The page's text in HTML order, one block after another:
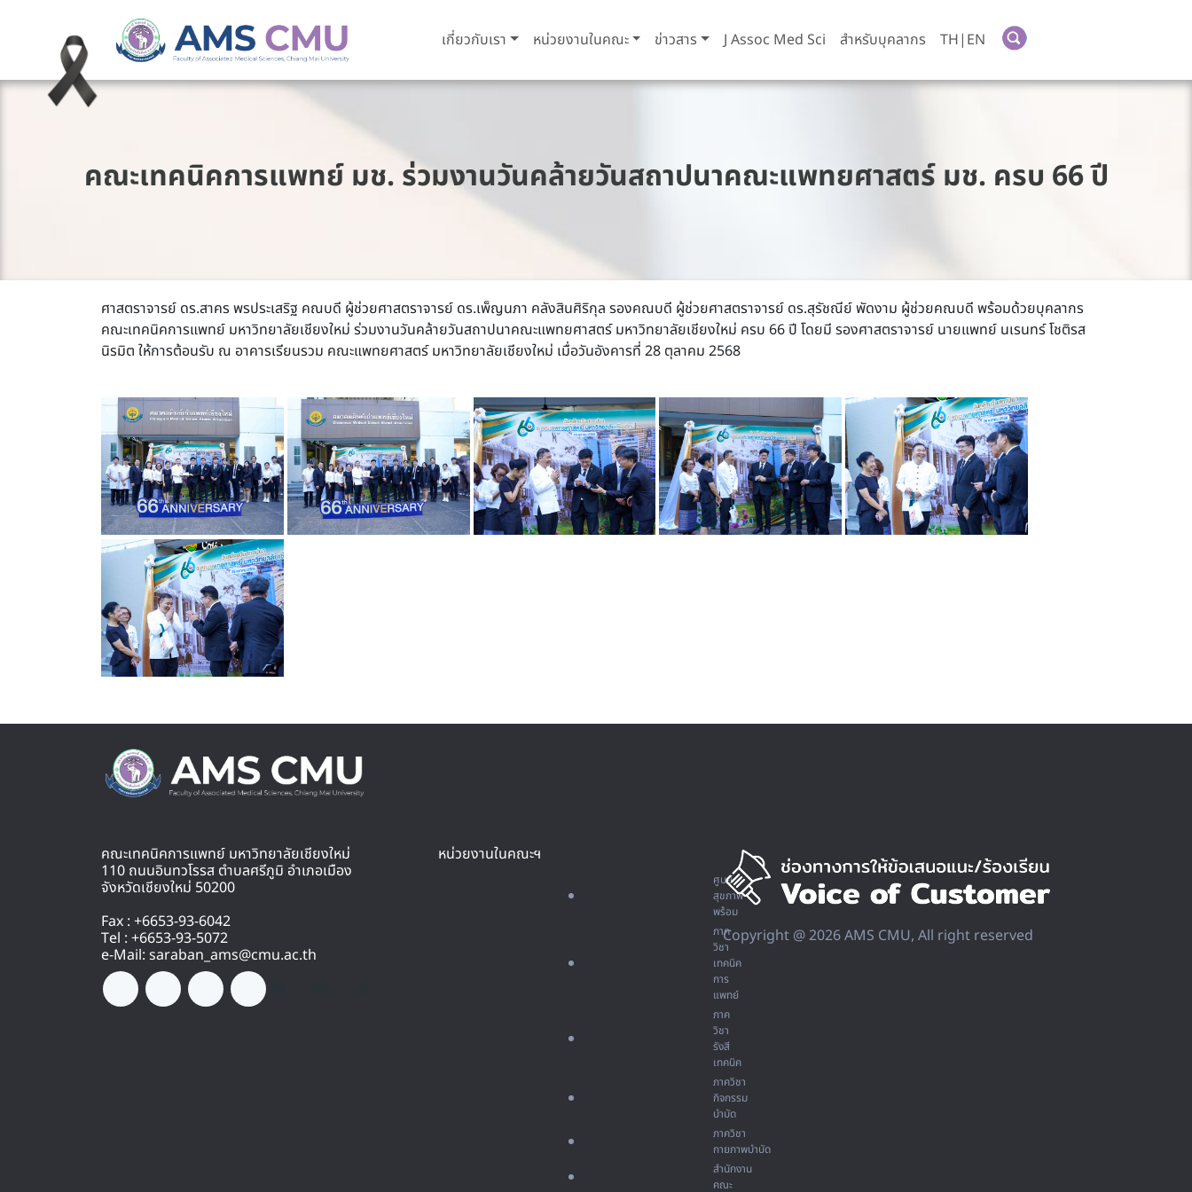
เกี่ยวกับเรา หน่วยงานในคณะ ข่าวสาร J Assoc Med Sci สำหรับบุคลากร TH|EN
คณะเทคนิคการแพทย์ มช. ร่วมงานวันคล้ายวันสถาปนาคณะแพทยศาสตร์ มช. ครบ 66 ปี
ศาสตราจารย์ ดร.สาคร พรประเสริฐ คณบดี ผู้ช่วยศาสตราจารย์ ดร.เพ็ญนภา คลังสินศิริกุล รองคณบดี ผู้ช่วยศาสตราจารย์ ดร.สุรัชณีย์ พัดงาม ผู้ช่วยคณบดี พร้อมด้วยบุคลากร
คณะเทคนิคการแพทย์ มหาวิทยาลัยเชียงใหม่ ร่วมงานวันคล้ายวันสถาปนาคณะแพทยศาสตร์ มหาวิทยาลัยเชียงใหม่ ครบ 66 ปี โดยมี รองศาสตราจารย์ นายแพทย์ นเรนทร์ โชติรส
นิรมิต ให้การต้อนรับ ณ อาคารเรียนรวม คณะแพทยศาสตร์ มหาวิทยาลัยเชียงใหม่ เมื่อวันอังคารที่ 28 ตุลาคม 2568
คณะเทคนิคการแพทย์ มหาวิทยาลัยเชียงใหม่
110 ถนนอินทวโรรส ตำบลศรีภูมิ อำเภอเมือง
จังหวัดเชียงใหม่ 50200
Fax : +6653-93-6042
Tel : +6653-93-5072
e-Mail: saraban_ams@cmu.ac.th
หน่วยงานในคณะฯ
ศูนย์
สุขภาพ
พร้อม
ภาค
วิชา
เทคนิค
การ
แพทย์
ภาค
วิชา
รังสี
เทคนิค
ภาควิชา
กิจกรรม
บำบัด
ภาควิชา
กายภาพบำบัด
สำนักงาน
คณะ
Copyright @ 2026 AMS CMU, All right reserved